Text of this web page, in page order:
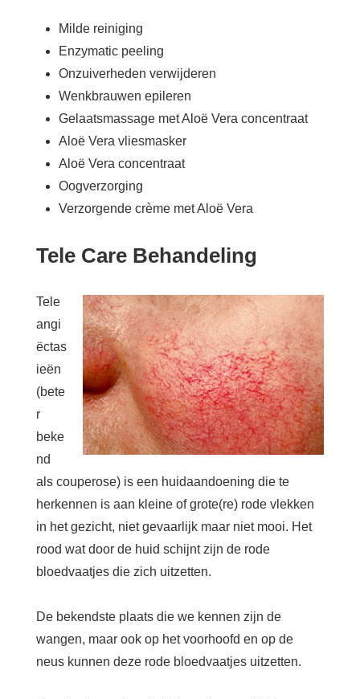
Milde reiniging
Enzymatic peeling
Onzuiverheden verwijderen
Wenkbrauwen epileren
Gelaatsmassage met Aloë Vera concentraat
Aloë Vera vliesmasker
Aloë Vera concentraat
Oogverzorging
Verzorgende crème met Aloë Vera
Tele Care Behandeling
Tele
angi
ëctas
ieën
(bete
r
beke
nd
als couperose) is een huidaandoening die te
herkennen is aan kleine of grote(re) rode vlekken
in het gezicht, niet gevaarlijk maar niet mooi. Het
rood wat door de huid schijnt zijn de rode
bloedvaatjes die zich uitzetten.
De bekendste plaats die we kennen zijn de
wangen, maar ook op het voorhoofd en op de
neus kunnen deze rode bloedvaatjes uitzetten.